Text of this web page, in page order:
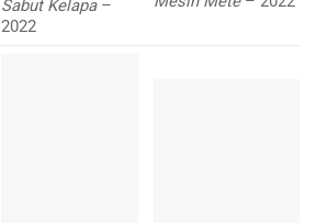
Sabut Kelapa –
2022